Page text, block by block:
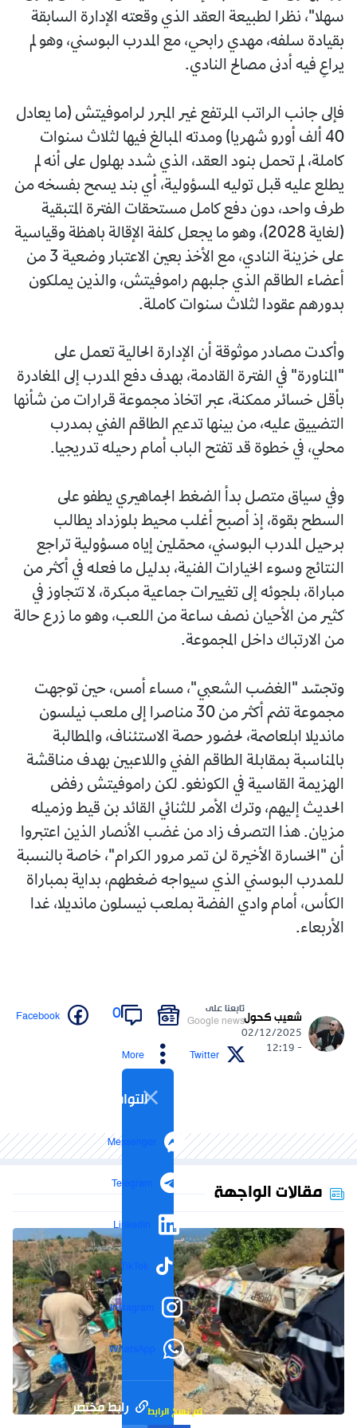
سهلا"، نظرا لطبيعة العقد الذي وقعته الإدارة السابقة
بقيادة سلفه، مهدي رابحي، مع المدرب البوسني، وهو لم
يراعِ فيه أدنى مصالح النادي.
فإلى جانب الراتب المرتفع غير المبرر لراموفيتش (ما يعادل
40 ألف أورو شهريا) ومدته المبالغ فيها لثلاث سنوات
كاملة، لم تحمل بنود العقد، الذي شدد بهلول على أنه لم
يطلع عليه قبل توليه المسؤولية، أي بند يسمح بفسخه من
طرف واحد، دون دفع كامل مستحقات الفترة المتبقية
(لغاية 2028)، وهو ما يجعل كلفة الإقالة باهظة وقياسية
على خزينة النادي، مع الأخذ بعين الاعتبار وضعية 3 من
أعضاء الطاقم الذي جلبهم راموفيتش، والذين يملكون
بدورهم عقودا لثلاث سنوات كاملة.
وأكدت مصادر موثوقة أن الإدارة الحالية تعمل على
"المناورة" في الفترة القادمة، بهدف دفع المدرب إلى المغادرة
بأقل خسائر ممكنة، عبر اتخاذ مجموعة قرارات من شأنها
التضييق عليه، من بينها تدعيم الطاقم الفني بمدرب
محلي، في خطوة قد تفتح الباب أمام رحيله تدريجيا.
وفي سياق متصل بدأ الضغط الجماهيري يطفو على
السطح بقوة، إذ أصبح أغلب محيط بلوزداد يطالب
برحيل المدرب البوسني، محمّلين إياه مسؤولية تراجع
النتائج وسوء الخيارات الفنية، بدليل ما فعله في أكثر من
مباراة، بلجوئه إلى تغييرات جماعية مبكرة، لا تتجاوز في
كثير من الأحيان نصف ساعة من اللعب، وهو ما زرع حالة
من الارتباك داخل المجموعة.
وتجسّد "الغضب الشعبي"، مساء أمس، حين توجهت
مجموعة تضم أكثر من 30 مناصرا إلى ملعب نيلسون
مانديلا ابلعاصمة، لحضور حصة الاستئناف، والمطالبة
بالمناسبة بمقابلة الطاقم الفني واللاعبين بهدف مناقشة
الهزيمة القاسية في الكونغو. لكن راموفيتش رفض
الحديث إليهم، وترك الأمر للثنائي القائد بن قيط وزميله
مزيان. هذا التصرف زاد من غضب الأنصار الذين اعتبروا
أن "الخسارة الأخيرة لن تمر مرور الكرام"، خاصة بالنسبة
للمدرب البوسني الذي سيواجه ضغطهم، بداية بمباراة
الكأس، أمام وادي الفضة بملعب نيسلون مانديلا، غدا
الأربعاء.
شعيب كحول
02/12/2025
- 12:19
تابعنا على
Google news
0
Facebook
Twitter
More
التواصل الاجتماعي
Messenger
Telegram
LinkedIn
TikTok
Instagram
WhatsApp
رابط مختصر تم نسخ الرابط
مقالات الواجهة